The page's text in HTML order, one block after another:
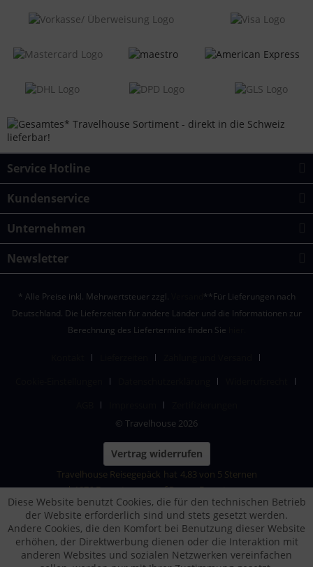
Service Hotline
Kundenservice
Unternehmen
Newsletter
* Alle Preise inkl. Mehrwertsteuer zzgl.
**Für Lieferungen nach
Deutschland. Die Lieferzeiten für andere Länder und die Informationen zur
Berechnung des Liefertermins finden Sie
© Travelhouse 2026
Vertrag widerrufen
Travelhouse Reisegepäck hat 4,83 von 5 Sternen
|1876Bewertungen auf ProvenExpert.com
Diese Website benutzt Cookies, die für den technischen Betrieb
der Website erforderlich sind und stets gesetzt werden.
Andere Cookies, die den Komfort bei Benutzung dieser Website
erhöhen, der Direktwerbung dienen oder die Interaktion mit
anderen Websites und sozialen Netzwerken vereinfachen